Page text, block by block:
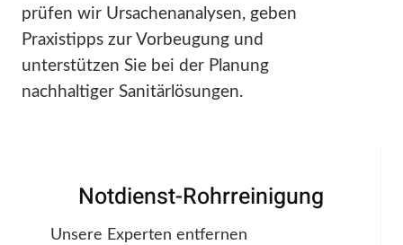
prüfen wir Ursachenanalysen, geben
Praxistipps zur Vorbeugung und
unterstützen Sie bei der Planung
nachhaltiger Sanitärlösungen.
Notdienst-Rohrreinigung
Unsere Experten entfernen